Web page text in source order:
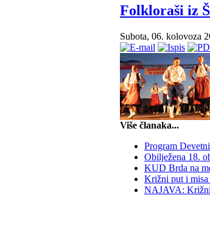
Folkloraši iz
Subota, 06. kolovoza
Više članaka...
Program
Obilježena 18.
KUD Brda na
Križni put i
NAJAVA: Križni